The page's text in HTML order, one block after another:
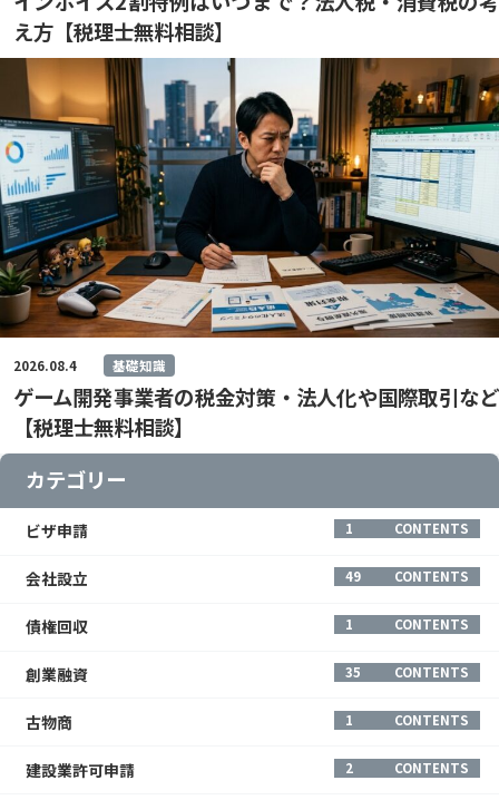
え方【税理士無料相談】
2026.08.4 基礎知識
ゲーム開発事業者の税金対策・法人化や国際取引など
【税理士無料相談】
カテゴリー
ビザ申請 1 CONTENTS
会社設立 49 CONTENTS
債権回収 1 CONTENTS
創業融資 35 CONTENTS
古物商 1 CONTENTS
建設業許可申請 2 CONTENTS